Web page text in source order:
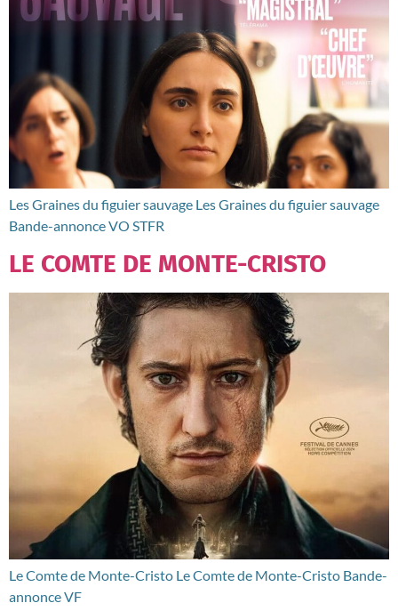
Les Graines du figuier sauvage Les Graines du figuier sauvage
Bande-annonce VO STFR
LE COMTE DE MONTE-CRISTO
Le Comte de Monte-Cristo Le Comte de Monte-Cristo Bande-
annonce VF